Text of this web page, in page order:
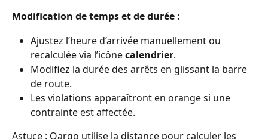
Modification de temps et de durée :
Ajustez l’heure d’arrivée manuellement ou
recalculée via l’icône calendrier.
Modifiez la durée des arrêts en glissant la barre
de route.
Les violations apparaîtront en orange si une
contrainte est affectée.
Astuce : Qargo utilise la distance pour calculer les